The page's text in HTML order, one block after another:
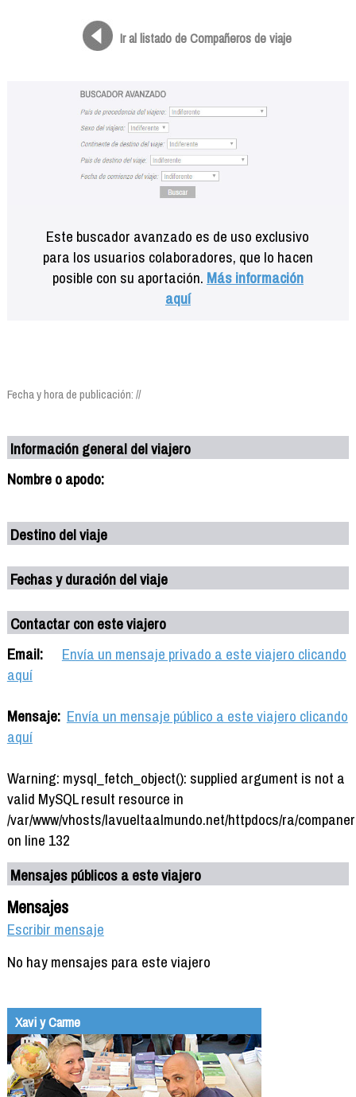
Ir al listado de Compañeros de viaje
Este buscador avanzado es de uso exclusivo
para los usuarios colaboradores, que lo hacen
posible con su aportación. Más información
aquí
Fecha y hora de publicación: //
Información general del viajero
Nombre o apodo:
Destino del viaje
Fechas y duración del viaje
Contactar con este viajero
Email:
Envía un mensaje privado a este viajero clicando
aquí
Mensaje: Envía un mensaje público a este viajero clicando
aquí
Warning: mysql_fetch_object(): supplied argument is not a
valid MySQL result resource in
/var/www/vhosts/lavueltaalmundo.net/httpdocs/ra/
on line 132
Mensajes públicos a este viajero
Mensajes
Escribir mensaje
No hay mensajes para este viajero
Xavi y Carme